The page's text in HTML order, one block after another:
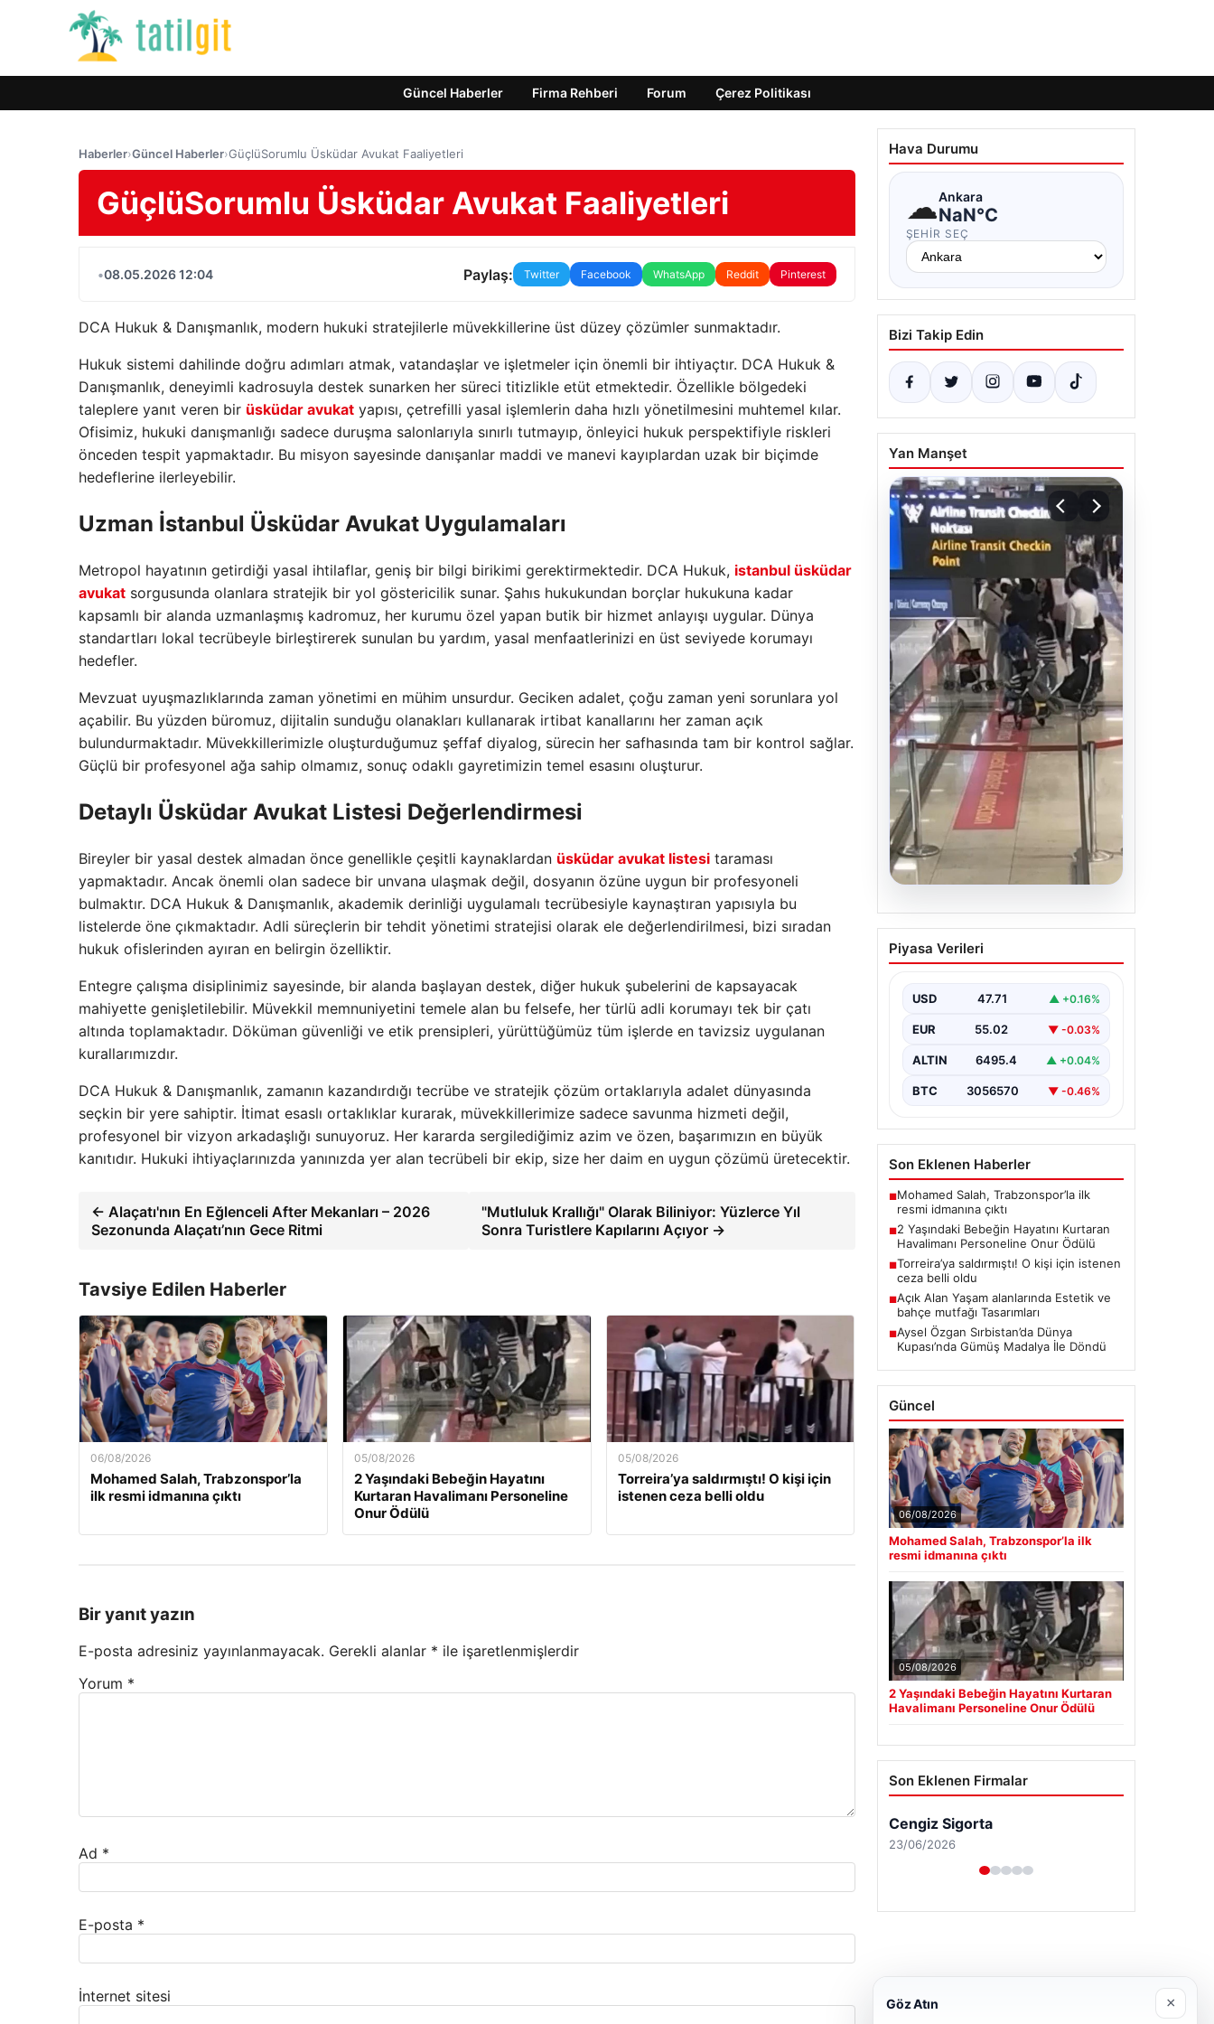
Güncel Haberler Firma Rehberi Forum Çerez Politikası
Haberler›Güncel Haberler›GüçlüSorumlu Üsküdar Avukat Faaliyetleri
GüçlüSorumlu Üsküdar Avukat Faaliyetleri
•08.05.2026 12:04 Paylaş: Twitter Facebook WhatsApp Reddit Pinterest
DCA Hukuk & Danışmanlık, modern hukuki stratejilerle müvekkillerine üst düzey çözümler sunmaktadır.
Hukuk sistemi dahilinde doğru adımları atmak, vatandaşlar ve işletmeler için önemli bir ihtiyaçtır. DCA Hukuk &
Danışmanlık, deneyimli kadrosuyla destek sunarken her süreci titizlikle etüt etmektedir. Özellikle bölgedeki
taleplere yanıt veren bir üsküdar avukat yapısı, çetrefilli yasal işlemlerin daha hızlı yönetilmesini muhtemel kılar.
Ofisimiz, hukuki danışmanlığı sadece duruşma salonlarıyla sınırlı tutmayıp, önleyici hukuk perspektifiyle riskleri
önceden tespit yapmaktadır. Bu misyon sayesinde danışanlar maddi ve manevi kayıplardan uzak bir biçimde
hedeflerine ilerleyebilir.
Uzman İstanbul Üsküdar Avukat Uygulamaları
Metropol hayatının getirdiği yasal ihtilaflar, geniş bir bilgi birikimi gerektirmektedir. DCA Hukuk, istanbul üsküdar
avukat sorgusunda olanlara stratejik bir yol göstericilik sunar. Şahıs hukukundan borçlar hukukuna kadar
kapsamlı bir alanda uzmanlaşmış kadromuz, her kurumu özel yapan butik bir hizmet anlayışı uygular. Dünya
standartları lokal tecrübeyle birleştirerek sunulan bu yardım, yasal menfaatlerinizi en üst seviyede korumayı
hedefler.
Mevzuat uyuşmazlıklarında zaman yönetimi en mühim unsurdur. Geciken adalet, çoğu zaman yeni sorunlara yol
açabilir. Bu yüzden büromuz, dijitalin sunduğu olanakları kullanarak irtibat kanallarını her zaman açık
bulundurmaktadır. Müvekkillerimizle oluşturduğumuz şeffaf diyalog, sürecin her safhasında tam bir kontrol sağlar.
Güçlü bir profesyonel ağa sahip olmamız, sonuç odaklı gayretimizin temel esasını oluşturur.
Detaylı Üsküdar Avukat Listesi Değerlendirmesi
Bireyler bir yasal destek almadan önce genellikle çeşitli kaynaklardan üsküdar avukat listesi taraması
yapmaktadır. Ancak önemli olan sadece bir unvana ulaşmak değil, dosyanın özüne uygun bir profesyoneli
bulmaktır. DCA Hukuk & Danışmanlık, akademik derinliği uygulamalı tecrübesiyle kaynaştıran yapısıyla bu
listelerde öne çıkmaktadır. Adli süreçlerin bir tehdit yönetimi stratejisi olarak ele değerlendirilmesi, bizi sıradan
hukuk ofislerinden ayıran en belirgin özelliktir.
Entegre çalışma disiplinimiz sayesinde, bir alanda başlayan destek, diğer hukuk şubelerini de kapsayacak
mahiyette genişletilebilir. Müvekkil memnuniyetini temele alan bu felsefe, her türlü adli korumayı tek bir çatı
altında toplamaktadır. Döküman güvenliği ve etik prensipleri, yürüttüğümüz tüm işlerde en tavizsiz uygulanan
kurallarımızdır.
DCA Hukuk & Danışmanlık, zamanın kazandırdığı tecrübe ve stratejik çözüm ortaklarıyla adalet dünyasında
seçkin bir yere sahiptir. İtimat esaslı ortaklıklar kurarak, müvekkillerimize sadece savunma hizmeti değil,
profesyonel bir vizyon arkadaşlığı sunuyoruz. Her kararda sergilediğimiz azim ve özen, başarımızın en büyük
kanıtıdır. Hukuki ihtiyaçlarınızda yanınızda yer alan tecrübeli bir ekip, size her daim en uygun çözümü üretecektir.
← Alaçatı'nın En Eğlenceli After Mekanları – 2026
Sezonunda Alaçatı’nın Gece Ritmi
"Mutluluk Krallığı" Olarak Biliniyor: Yüzlerce Yıl
Sonra Turistlere Kapılarını Açıyor →
Tavsiye Edilen Haberler
06/08/2026
Mohamed Salah, Trabzonspor’la
ilk resmi idmanına çıktı
05/08/2026
2 Yaşındaki Bebeğin Hayatını
Kurtaran Havalimanı Personeline
Onur Ödülü
05/08/2026
Torreira’ya saldırmıştı! O kişi için
istenen ceza belli oldu
Bir yanıt yazın
E-posta adresiniz yayınlanmayacak. Gerekli alanlar * ile işaretlenmişlerdir
Yorum *
Ad *
E-posta *
İnternet sitesi
Hava Durumu
☁Ankara
NaN°C
ŞEHIR SEÇ
Bizi Takip Edin
Yan Manşet
05.08.2026
2 Yaşındaki Bebeğin
Hayatını Kurtaran
Onur Ödülü
İstanbul Sabiha Gökçen
Havalimanı’nda yaşanan kritik bir
olayda, 2 yaşındaki Liam adlı
bebek nefes…
Piyasa Verileri
USD 47.71 ▲ +0.16%
EUR 55.02 ▼ -0.03%
ALTIN 6495.4 ▲ +0.04%
BTC 3056570 ▼ -0.46%
Son Eklenen Haberler
■Mohamed Salah, Trabzonspor’la ilk
resmi idmanına çıktı
■2 Yaşındaki Bebeğin Hayatını Kurtaran
Havalimanı Personeline Onur Ödülü
■Torreira’ya saldırmıştı! O kişi için istenen
ceza belli oldu
■Açık Alan Yaşam alanlarında Estetik ve
bahçe mutfağı Tasarımları
■Aysel Özgan Sırbistan’da Dünya
Kupası’nda Gümüş Madalya İle Döndü
Güncel
06/08/2026
Mohamed Salah, Trabzonspor’la ilk
resmi idmanına çıktı
05/08/2026
2 Yaşındaki Bebeğin Hayatını Kurtaran
Havalimanı Personeline Onur Ödülü
Son Eklenen Firmalar
Cengiz Sigorta
23/06/2026
Göz Atın ×